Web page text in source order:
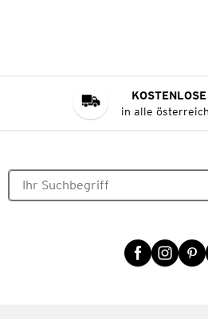
in alle